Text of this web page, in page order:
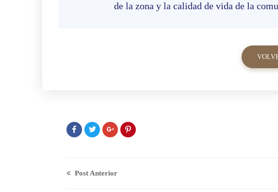
de la zona y la calidad de vida de la
Post Anterior